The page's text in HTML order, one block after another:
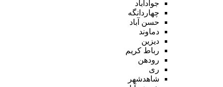
جوادآباد
چهاردانگه
حسن آباد
دماوند
دیزین
رباط کریم
رودهن
ری
شاهدشهر